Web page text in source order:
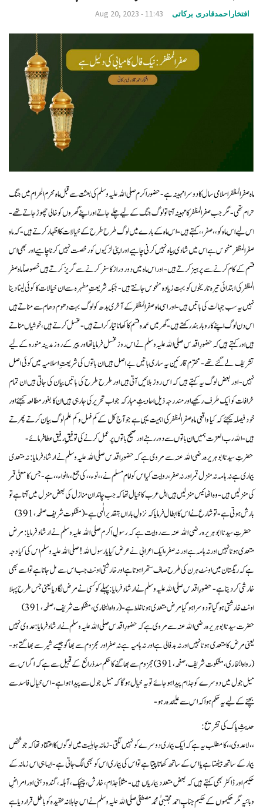
i
افتخاراحمدقادری برکاتی Aug 20, 2023 - 11:43
ماہ صفر المظفر اسلامی سال کا دوسرا مہینہ ہے- حضور اکرم صلی الله علیہ وسلم کی بعثت سے قبل ماہ محرم الحرام میں جنگ
حرام تھی- مگر جب صفر المظفر کا مہینہ آتا تو لوگ جنگ کے لیے چلے جاتے اور اپنے گھروں کو خالی چھوڑ جاتے تھے-
اس لیے اس ماہ کو ،،صفر،، کہتے ہیں- اس ماہ کے بارے میں لوگ طرح طرح کے خیالات کا اظہار کرتے ہیں- کہ ماہ
صفر المظفر منحوس ہے اس میں شادی بیاہ نہیں کرنی چاہیے اور اپنی لڑکیوں کو رخصت نہیں کرنا چاہیے اور بھی اس
قسم کے کام کرنے سے پرہیز کرتے ہیں- اور اس ماہ میں دور دراز کا سفر کرنے سے گریز کرتے ہیں خصوصاً ماہ صفر
المظفر کی ابتدائی تیرہ تاریخوں کو بہت زیادہ منحوس جانتے ہیں- جبکہ شریعتِ مطہرہ سے ان خیالات کا کوئی لینا دینا
نہیں یہ سب جہالت کی باتیں ہیں- اور اسی ماہ صفر المظفر کے آخری بدھ کو لوگ بہت دھوم دھام سے مناتے ہیں
اس دن لوگ اپنے کاروبار بند رکھتے ہیں- گھر میں عمدہ قسم کا کھانا تیار کراتے ہیں- غسل کرتے ہیں، خوشیاں مناتے
ہیں اور کہتے ہیں کہ حضورِ اقدس صلی الله علیہ وسلم نے اس روز غسل فرمایا تھا اور پیر کے روز مدینہ منورہ کے لیے
تشریف لے گئے تھے- محترم قارئین یہ ساری باتیں بے اصل ہیں ان باتوں کی شریعتِ اسلامیہ میں کوئی اصل
نہیں- اور بعض لوگ یہ کہتے ہیں کہ اس روز بلائیں آتی ہیں اور طرح طرح کی باتیں بیان کی جاتی ہیں ان تمام
خرافات کو ایک طرف رکھیے اور مندرجہ ذیل احادیثِ مبارکہ جو اب تحریر کی جارہی ہیں ان کا بغور مطالعہ کیجئے اور
خود فیصلہ کیجئے کہ کیا واقعی ماہ صفر المظفر کی اہمیت یہی ہے جو آج کل کے کم فہل و کم علم لوگ بیان کرتے پھرتے
ہیں- الله رب العزت ہمیں ان باتوں سے دور رہنے اور صحیح باتوں پر عمل کرنے کی توفیقِ رفیق عطا فرمائے-
حضرتِ سیدنا ابو ہریرہ رضی الله عنہ سے مروی ہے کہ حضورِ اقدس صلی الله علیہ وسلم نے ارشاد فرمایا: نہ متعدی
بیماری ہے نہ ہامہ نہ منزل قمر اور نہ صفر، روایت کیا اس کو امام مسلم نے ،،نوء،، کی جمع ،،انواء،، ہے- جس کا معنیٰ قمر
کی منزلیں ہیں- وہ اٹھائیس منزلیں ہیں اہل عرب کا خیال تھا کہ جب چاند ان منازل کی بعض منزل میں آتا ہے تو
بارش ہوتی ہے- تو شارع نے اس کا ابطال فرمایا کہ نزولِ باراں بتقدیر الٰہی ہے- (مشکوت شریف صفحہ، 391)
حضرتِ سیدنا ابو ہریرہ رضی الله عنہ سے روایت ہے کہ رسولِ اکرم صلی الله علیہ وسلم نے ارشاد فرمایا: مرض
متعدی ہونا نہیں اور نہ ہامہ ہے اور نہ صفر، ایک اعرابی نے عرض کیا یارسول الله! صلی الله علیہ وسلم اس کی کیا وجہ
ہے کہ ریگستان میں اونٹ ہرن کی طرح صاف ستھرا ہوتا ہے اور خارشتی اونٹ جب اس سے مل جاتا ہے تو اسے بھی
خارشی کر دیتا ہے- حضورِ اقدس صلی الله علیہ وسلم نے ارشاد فرمایا: پہلے کو کسی نے مرض لگا دیا یعنی جس طرح پہلا
اونٹ خارشتی ہو گیا تو دوسرا ہوگیا مرض متعدی ہونا غلط ہے- (رواہ البخاری، مشکوت شریف، صفحہ،391)
حضرت سیدنا ابو ہریرہ رضی الله عنہ سے مروی ہے کہ حضورِ اقدس صلی الله علیہ وسلم نے ارشاد فرمایا: عدوی نہیں
یعنی مرض کا متعدی ہونا نہیں اور نہ بد فالی ہے اور نہ ہامیہ ہے نہ صفر اور مجزوم سے بھاگو جیسے شیر سے بھاگتے ہو-
(رواہ البخاری، مشکوت شریف، صفحہ، 391) مجزوم سے بھاگنے کا حکم سد ذرائع کے قبیل سے ہے کہ اگر اس سے
میل جول میں دوسرے کو جذام پیدا ہو جائے تو یہ خیال ہوگا کہ میل جول سے پیدا ہوا ہے- اس خیال فاسد سے
بچنے کے لیے یہ حکم ہوا کہ اس سے علیحدہ رہو-
حدیثِ پاک کی تشریح:
،،لا عدوی،، کا مطلب یہ ہے کہ ایک بیماری دوسرے کو نہیں لگتی- زمانہ جاہلیت میں لوگوں کا اعتقاد تھا کہ جو شخص
بیمار کے ساتھ بیٹھتا ہے یا اس کے ساتھ کھاتا پیتا ہے تو اس کی بیماری اس کو بھی لگ جاتی ہے- ایسا ہی اس زمانہ کے
حکیم اور ڈاکٹر بھی کہتے ہیں کہ بعض متعدد بیماریاں ہیں- مثلاً جذام، خارش، چیچک، آبلہ، گندہ دہنی اور امراضِ
وبائیہ مگر حکیموں کے حکیم جنابِ احمد مجتبیٰ محمد مصطفیٰ صلی الله علیہ وسلم نے اس جاہلانہ عقیدہ کو باطل قرار دیا ہے